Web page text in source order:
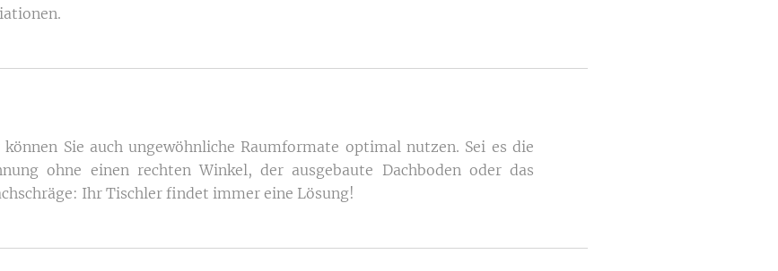
Sie auch ungewöhnliche Raumformate optimal nutzen. Sei es die
ohne einen rechten Winkel, der ausgebaute Dachboden oder das
Ihr Tischler findet immer eine Lösung!